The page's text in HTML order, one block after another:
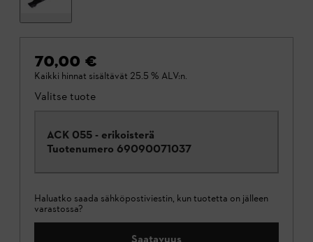
70,00 €
Kaikki hinnat sisältävät 25.5 % ALV:n.
Valitse tuote
ACK 055 - erikoisterä
Tuotenumero 69090071037
Haluatko saada sähköpostiviestin, kun tuotetta on jälleen
varastossa?
Saatavuus